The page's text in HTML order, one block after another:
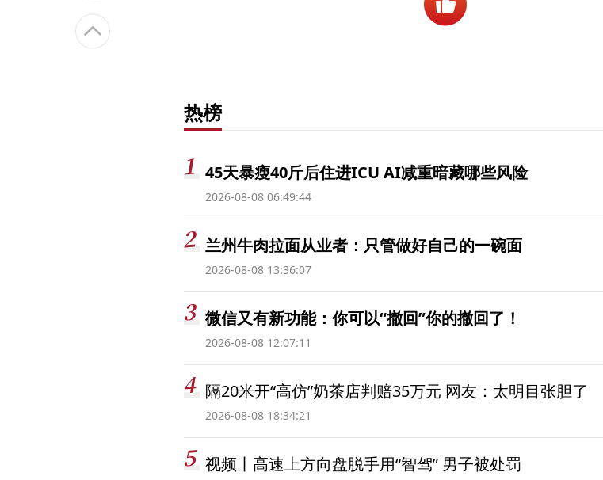
热榜
45天暴瘦40斤后住进ICU AI减重暗藏哪些风险
2026-08-08 06:49:44
兰州牛肉拉面从业者：只管做好自己的一碗面
2026-08-08 13:36:07
微信又有新功能：你可以“撤回”你的撤回了！
2026-08-08 12:07:11
隔20米开“高仿”奶茶店判赔35万元 网友：太明目张胆了
2026-08-08 18:34:21
视频丨高速上方向盘脱手用“智驾” 男子被处罚